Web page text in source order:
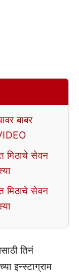
बाबर
सेवन
सेवन
तिनं
इन्स्टाग्राम